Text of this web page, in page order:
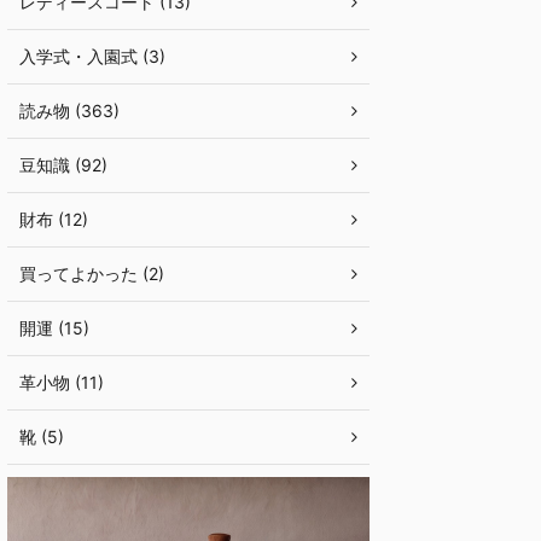
入学式・入園式 (3)
読み物 (363)
豆知識 (92)
財布 (12)
買ってよかった (2)
開運 (15)
革小物 (11)
靴 (5)